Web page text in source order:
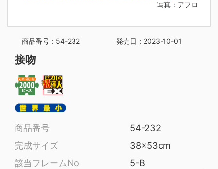
写真：アフロ
商品番号：54-232 発売日：2023-10-01
接吻
商品番号
54-232
完成サイズ
38x53cm
該当フレームNo
5-B